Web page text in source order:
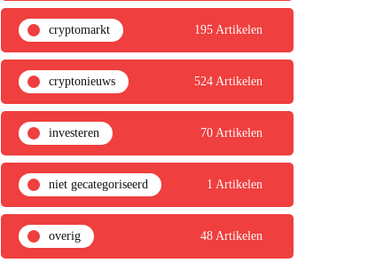
cryptomarkt 195 Artikelen
cryptonieuws 524 Artikelen
investeren 70 Artikelen
niet gecategoriseerd 1 Artikelen
overig 48 Artikelen